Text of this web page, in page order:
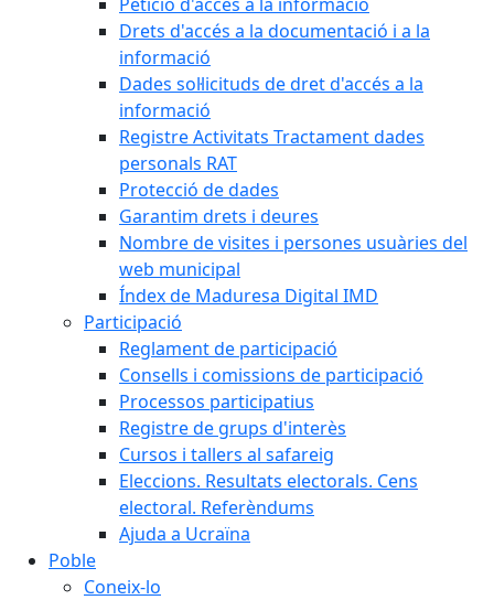
Drets d'accés a la documentació i a la
informació
Dades sol·licituds de dret d'accés a la
informació
Registre Activitats Tractament dades
personals RAT
Protecció de dades
Garantim drets i deures
Nombre de visites i persones usuàries del
web municipal
Índex de Maduresa Digital IMD
Participació
Reglament de participació
Consells i comissions de participació
Processos participatius
Registre de grups d'interès
Cursos i tallers al safareig
Eleccions. Resultats electorals. Cens
electoral. Referèndums
Ajuda a Ucraïna
Poble
Coneix-lo